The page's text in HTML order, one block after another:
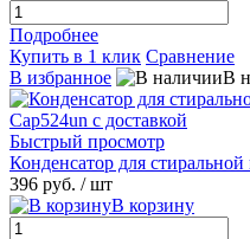
Подробнее
Купить в 1 клик Сравнение
В избранное
В
Быстрый просмотр
Конденсатор для
396 руб. / шт
В корзину